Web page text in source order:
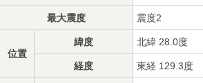
最大震度 震度2
位置
緯度 北緯 28.0度
経度 東経 129.3度